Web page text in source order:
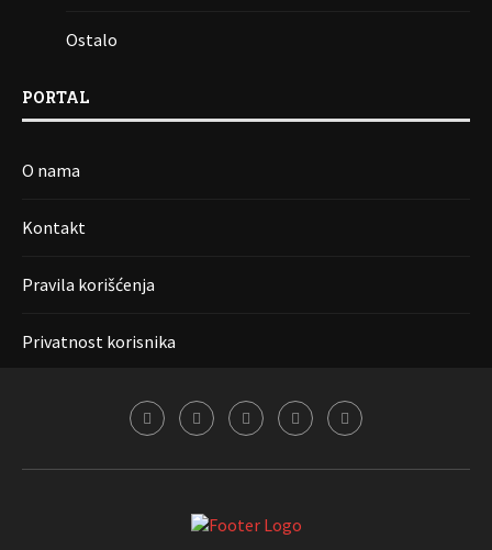
Ostalo
PORTAL
O nama
Kontakt
Pravila korišćenja
Privatnost korisnika